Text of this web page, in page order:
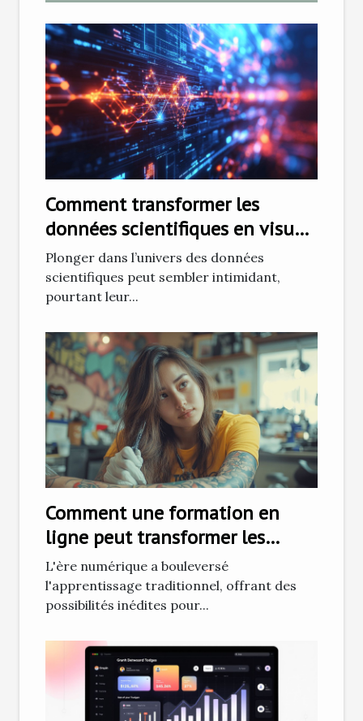
Comment transformer les
données scientifiques en visuels
captivants
Plonger dans l’univers des données
scientifiques peut sembler intimidant,
pourtant leur...
Comment une formation en
ligne peut transformer les
débutants en tatoueurs
professionnels
L'ère numérique a bouleversé
l'apprentissage traditionnel, offrant des
possibilités inédites pour...